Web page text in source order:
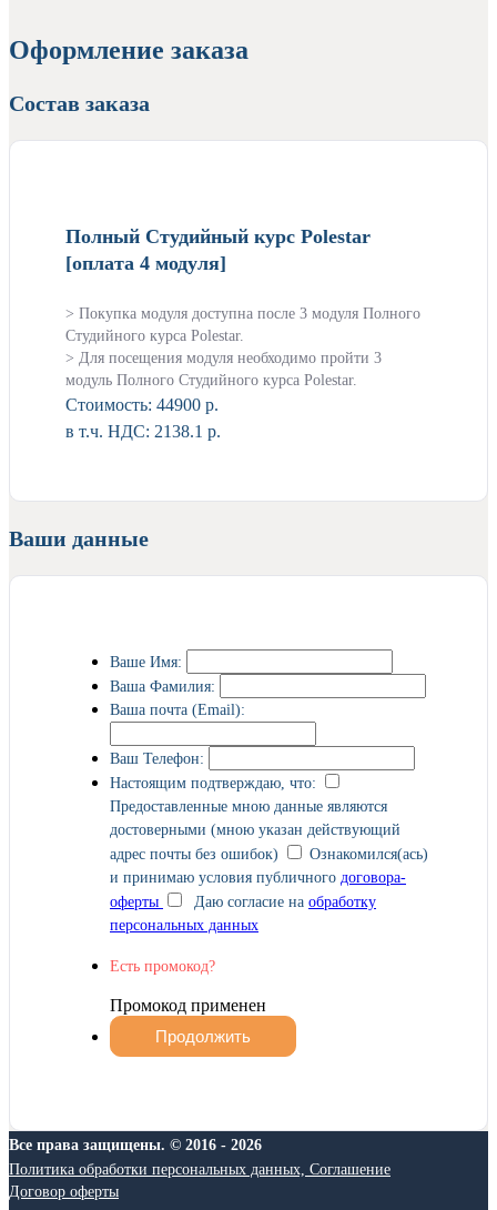
Оформление заказа
Состав заказа
Полный Студийный курс Polestar
[оплата 4 модуля]
> Покупка модуля доступна после 3 модуля Полного
Студийного курса Polestar.
> Для посещения модуля необходимо пройти 3
модуль Полного Студийного курса Polestar.
Стоимость: 44900 р.
в т.ч. НДС: 2138.1 р.
Ваши данные
Ваше Имя:
Ваша Фамилия:
Ваша почта (Email):
Ваш Телефон:
Настоящим подтверждаю, что:
Предоставленные мною данные являются
достоверными (мною указан действующий
адрес почты без ошибок)
Ознакомился(ась)
и принимаю условия публичного договора-
оферты
Даю согласие на обработку
персональных данных
Есть промокод?
Промокод применен
Все права защищены. © 2016 - 2026
Политика обработки персональных данных, Соглашение
Договор оферты